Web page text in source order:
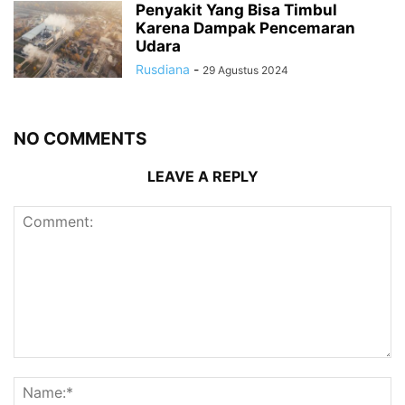
Penyakit Yang Bisa Timbul
Karena Dampak Pencemaran
Udara
Rusdiana - 29 Agustus 2024
NO COMMENTS
LEAVE A REPLY